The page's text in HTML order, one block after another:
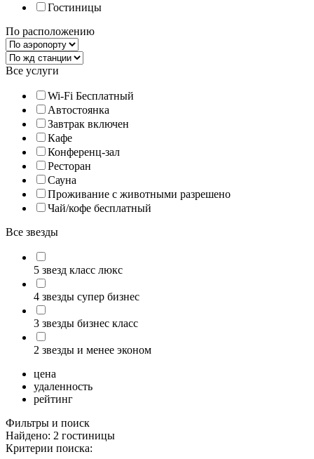
Гостиницы
По расположению
Все услуги
Wi-Fi Бесплатный
Автостоянка
Завтрак включен
Кафе
Конференц-зал
Ресторан
Сауна
Проживание с животными разрешено
Чай/кофе бесплатный
Все звезды
5 звезд класс люкс
4 звезды супер бизнес
3 звезды бизнес класс
2 звезды и менее эконом
цена
удаленность
рейтинг
Фильтры и поиск
Найдено: 2 гостиницы
Критерии поиска: